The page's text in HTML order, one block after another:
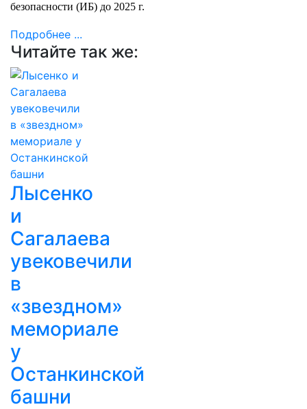
безопасности (ИБ) до 2025 г.
Подробнее ...
Читайте так же:
Лысенко
и
Сагалаева
увековечили
в
«звездном»
мемориале
у
Останкинской
башни